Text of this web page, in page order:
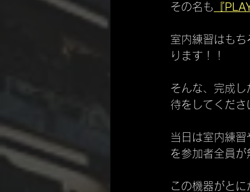
その名も 『
室内練習はも
ります！！
そんな、完成
待をしてくださ
当日は室内練
を参加者全員が
この機器がとに